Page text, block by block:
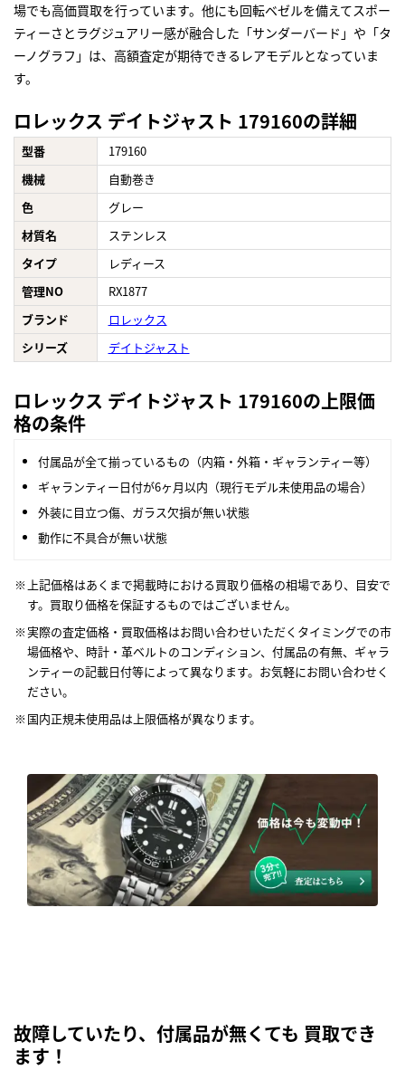
場でも高価買取を行っています。他にも回転ベゼルを備えてスポー
ティーさとラグジュアリー感が融合した「サンダーバード」や「タ
ーノグラフ」は、高額査定が期待できるレアモデルとなっていま
す。
ロレックス デイトジャスト 179160の詳細
型番
179160
機械
自動巻き
色
グレー
材質名
ステンレス
タイプ
レディース
管理NO
RX1877
ブランド
ロレックス
シリーズ
デイトジャスト
ロレックス デイトジャスト 179160の上限価
格の条件
付属品が全て揃っているもの（内箱・外箱・ギャランティー等）
ギャランティー日付が6ヶ月以内（現行モデル未使用品の場合）
外装に目立つ傷、ガラス欠損が無い状態
動作に不具合が無い状態
上記価格はあくまで掲載時における買取り価格の相場であり、目安で
す。買取り価格を保証するものではございません。
実際の査定価格・買取価格はお問い合わせいただくタイミングでの市
場価格や、時計・革ベルトのコンディション、付属品の有無、ギャラ
ンティーの記載日付等によって異なります。お気軽にお問い合わせく
ださい。
国内正規未使用品は上限価格が異なります。
故障していたり、付属品が無くても 買取でき
ます！